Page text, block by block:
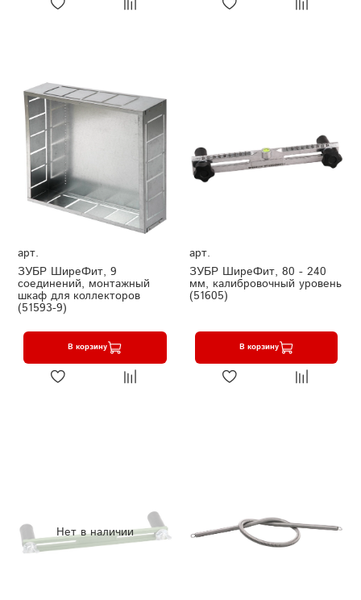
арт.
ЗУБР ШиреФит, 9
соединений, монтажный
шкаф для коллекторов
(51593-9)
В корзину
арт.
ЗУБР ШиреФит, 80 - 240
мм, калибровочный уровень
(51605)
В корзину
Нет в наличии